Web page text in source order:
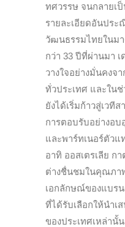
ทศวรรษ จนกลายเ
รายละเอียดอันประ
วัฒนธรรมไทยในม
กว่า 33 ปีที่ผ่านมา
วางใจอย่างมั่นคงจ
ทั่วประเทศ และใน
ยังได้เริ่มก้าวสู่เวที
การตอบรับอย่างอ
และพาร์ทเนอร์ตัวแ
อาทิ ออสเตรเลีย ก
ต่างชื่นชมในคุณภา
เอกลักษณ์ของแบร
ที่ได้รับเลือกให้นำเ
ของประเทศเหล่านั้น